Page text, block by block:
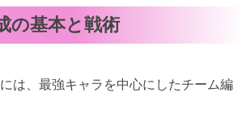
の基本と戦術
は、最強キャラを中心にしたチーム編